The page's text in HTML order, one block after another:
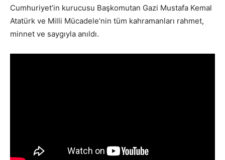
Cumhuriyet’in kurucusu Başkomutan Gazi Mustafa Kemal
Atatürk ve Milli Mücadele’nin tüm kahramanları rahmet,
minnet ve saygıyla anıldı.